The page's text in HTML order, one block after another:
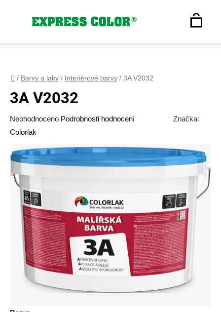
Hledat
Domů
/ Barvy a laky / Interiérové barvy / 3A V2032
3A V2032
Průměrné
hodnocení
je
0,0
hvězdiček.
Neohodnoceno Podrobnosti hodnocení
Značka:
Colorlak